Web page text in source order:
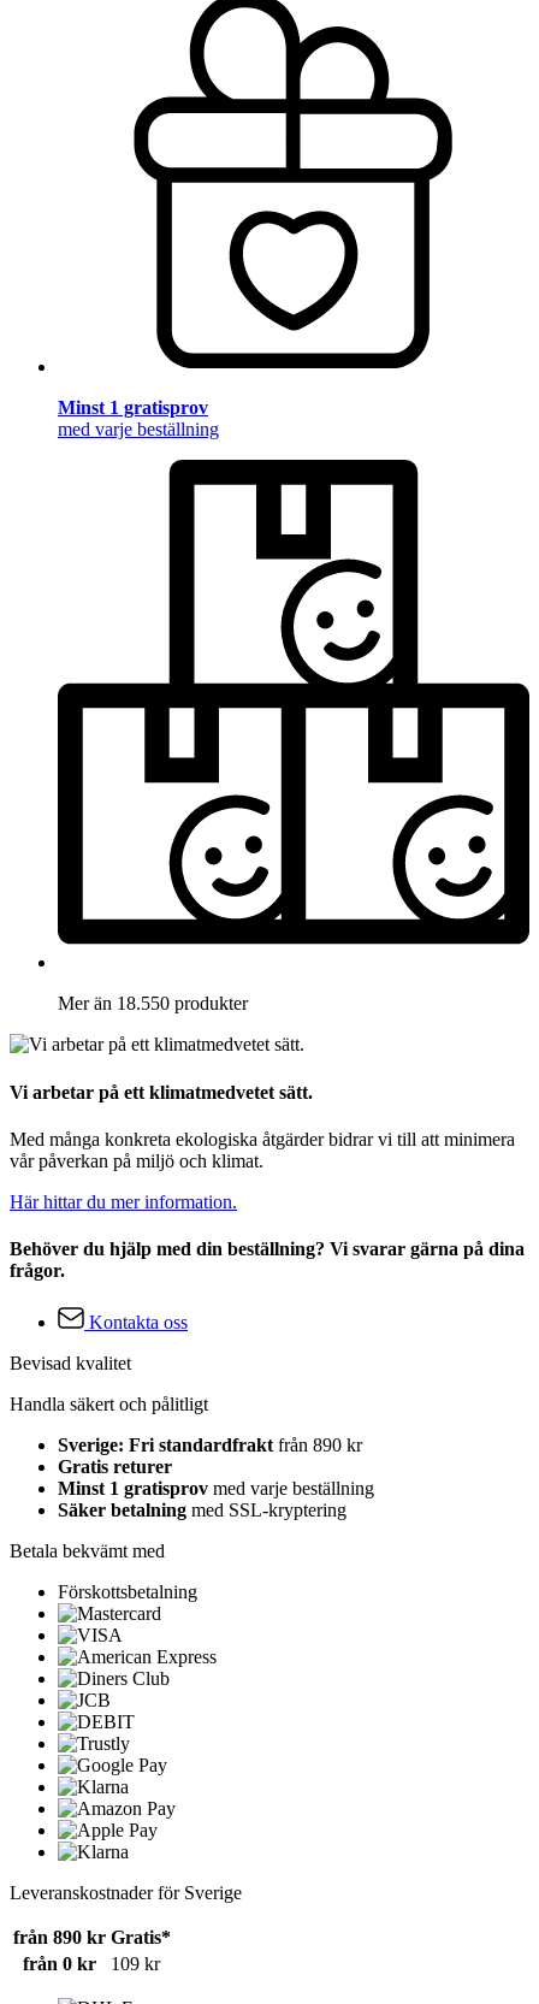
Minst 1 gratisprov
med varje beställning
Mer än 18.550 produkter
Vi arbetar på ett klimatmedvetet sätt.
Med många konkreta ekologiska åtgärder bidrar vi till att minimera
vår påverkan på miljö och klimat.
Här hittar du mer information.
Behöver du hjälp med din beställning? Vi svarar gärna på dina
frågor.
Kontakta oss
Bevisad kvalitet
Handla säkert och pålitligt
Sverige: Fri standardfraktfrån 890 kr
Gratis returer
Minst 1 gratisprov med varje beställning
Säker betalning med SSL-kryptering
Betala bekvämt med
Förskottsbetalning
Leveranskostnader för Sverige
från 890 kr Gratis*
från 0 kr
109 kr